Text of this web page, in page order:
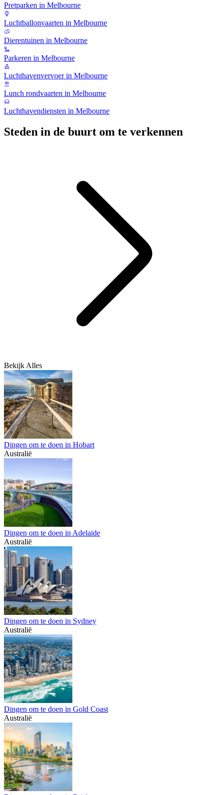
Pretparken in Melbourne
Luchtballonvaarten in Melbourne
Dierentuinen in Melbourne
Parkeren in Melbourne
Luchthavenvervoer in Melbourne
Lunch rondvaarten in Melbourne
Luchthavendiensten in Melbourne
Steden in de buurt om te verkennen
Bekijk Alles
Dingen om te doen in Hobart
Australië
Dingen om te doen in Adelaide
Australië
Dingen om te doen in Sydney
Australië
Dingen om te doen in Gold Coast
Australië